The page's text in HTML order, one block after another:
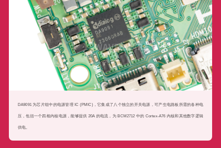
DA9091 为芯片组中的电源管理 IC (PMIC)，它集成了八个独立的开关电源，可产生电路板所需的各种电
压，包括一个四相内核电源，能够提供 20A 的电流，为 BCM2712 中的 Cortex-A76 内核和其他数字逻辑
供电。